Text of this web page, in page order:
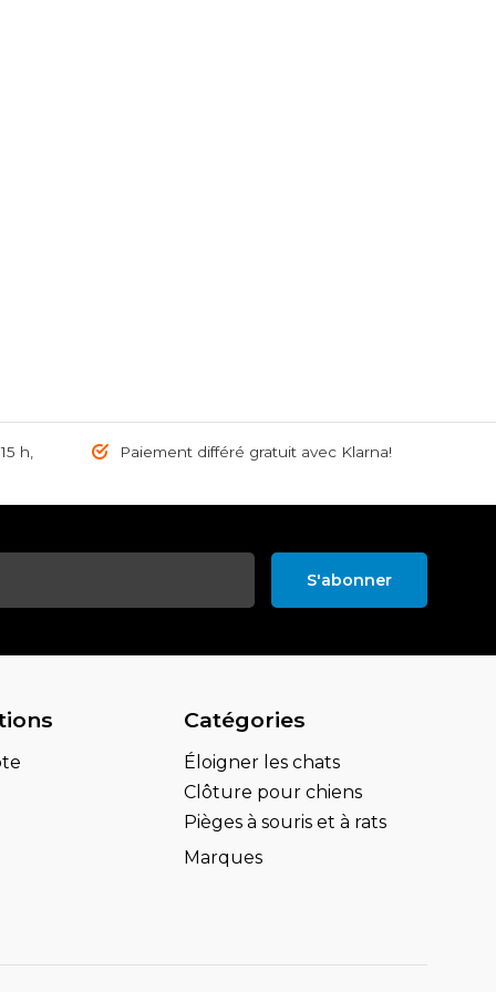
h,
Paiement différé gratuit avec Klarna!
S'abonner
Catégories
Éloigner les chats
Clôture pour chiens
Pièges à souris et à rats
Marques